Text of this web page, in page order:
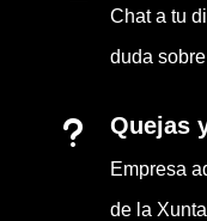
Chat a tu
duda
u Quejas
Empresa
de la